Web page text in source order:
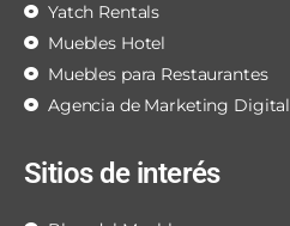
Yatch Rentals
Muebles Hotel
Muebles para Restaurantes
Agencia de Marketing Digital
Sitios de interés